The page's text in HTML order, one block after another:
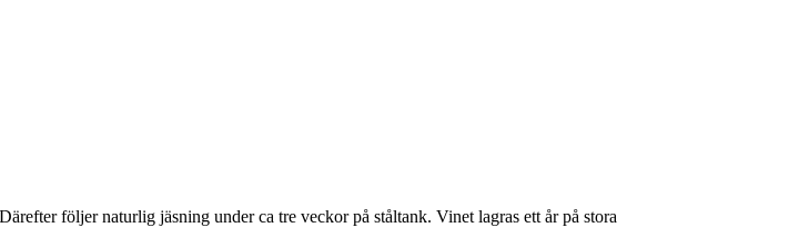
följer naturlig jäsning under ca tre veckor på ståltank. Vinet lagras ett år på stora